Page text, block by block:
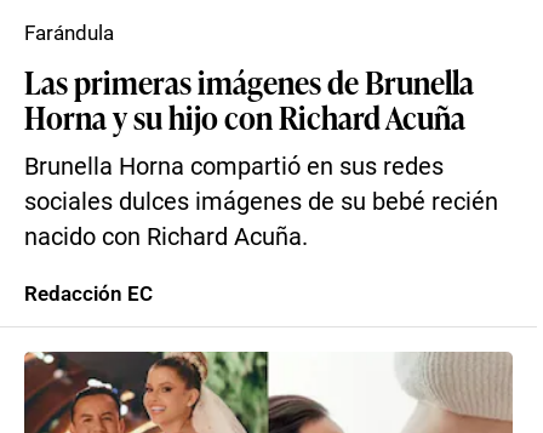
Las primeras imágenes de Brunella
Horna y su hijo con Richard Acuña
Brunella Horna compartió en sus redes
sociales dulces imágenes de su bebé recién
nacido con Richard Acuña.
Farándula
Redacción EC